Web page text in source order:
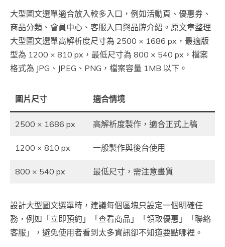
大型圖文選單適合放入較多入口，例如活動頁、優惠券、
商品分類、會員中心、客服入口與品牌介紹。原文章整理
大型圖文選單高解析度尺寸為 2500 × 1686 px，最適版
型為 1200 × 810 px，最低尺寸為 800 × 540 px，檔案
格式為 JPG、JPEG、PNG，檔案容量 1MB 以下。
圖片尺寸 適合情境
2500 × 1686 px 高解析度製作，適合正式上稿
1200 × 810 px 一般製作與後台使用
800 × 540 px 最低尺寸，需注意畫質
設計大型圖文選單時，建議每個區塊只設定一個明確任
務，例如「立即預約」「查看商品」「領取優惠」「聯絡
客服」，避免使用者看到太多資訊卻不知道要點哪裡。